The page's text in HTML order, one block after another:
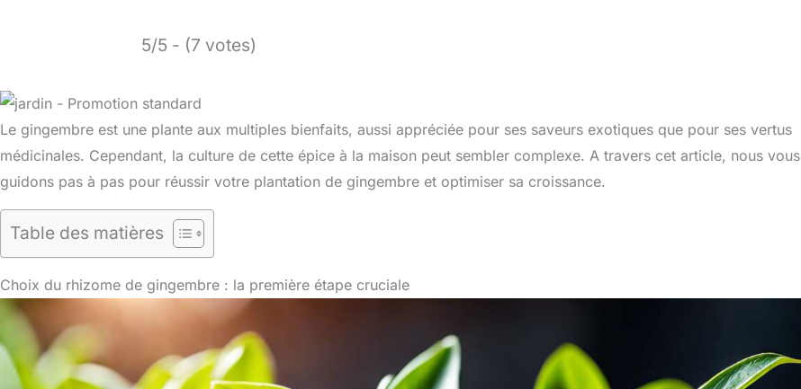
5/5 - (7 votes)
Le gingembre est une plante aux multiples bienfaits, aussi appréciée pour ses saveurs exotiques que pour ses vertus
médicinales. Cependant, la culture de cette épice à la maison peut sembler complexe. A travers cet article, nous vous
guidons pas à pas pour réussir votre plantation de gingembre et optimiser sa croissance.
Table des matières
Choix du rhizome de gingembre : la première étape cruciale